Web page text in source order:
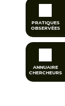
PRATIQUES
OBSERVÉES
ANNUAIRE
CHERCHEURS